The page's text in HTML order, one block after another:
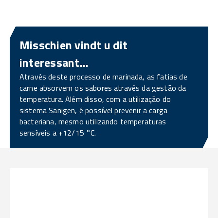
Misschien vindt u dit
interessant...
Através deste processo de marinada, as fatias de
carne absorvem os sabores através da gestão da
temperatura. Além disso, com a utilização do
sistema Sanigen, é possível prevenir a carga
bacteriana, mesmo utilizando temperaturas
sensíveis a +12/15 °C.